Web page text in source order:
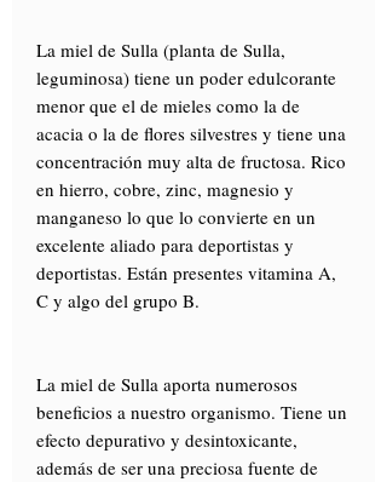
La miel de Sulla (planta de Sulla,
leguminosa) tiene un poder edulcorante
menor que el de mieles como la de
acacia o la de flores silvestres y tiene una
concentración muy alta de fructosa. Rico
en hierro, cobre, zinc, magnesio y
manganeso lo que lo convierte en un
excelente aliado para deportistas y
deportistas. Están presentes vitamina A,
C y algo del grupo B.
La miel de Sulla aporta numerosos
beneficios a nuestro organismo. Tiene un
efecto depurativo y desintoxicante,
además de ser una preciosa fuente de